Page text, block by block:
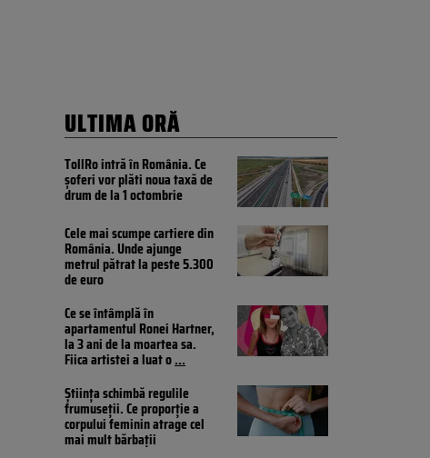
ULTIMA ORĂ
TollRo intră în România. Ce
șoferi vor plăti noua taxă de
drum de la 1 octombrie
Cele mai scumpe cartiere din
România. Unde ajunge
metrul pătrat la peste 5.300
de euro
Ce se întâmplă în
apartamentul Ronei Hartner,
la 3 ani de la moartea sa.
Fiica artistei a luat o...
Știința schimbă regulile
frumuseții. Ce proporție a
corpului feminin atrage cel
mai mult bărbații